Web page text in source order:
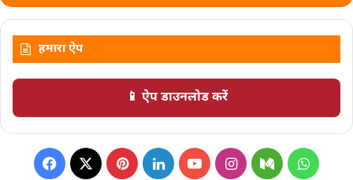
हमारा ऐप
📱 ऐप डाउनलोड करें